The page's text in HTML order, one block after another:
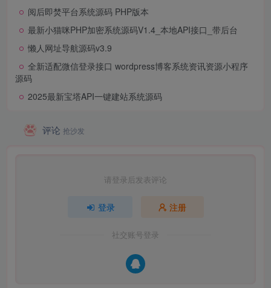
阅后即焚平台系统源码 PHP版本
最新小猫咪PHP加密系统源码V1.4_本地API接口_带后台
懒人网址导航源码v3.9
全新适配微信登录接口 wordpress博客系统资讯资源小程序
源码
2025最新宝塔API一键建站系统源码
评论 抢沙发
请登录后发表评论
登录 注册
社交账号登录